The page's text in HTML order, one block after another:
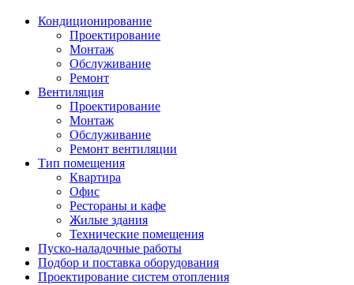
Кондиционирование
Проектирование
Монтаж
Обслуживание
Ремонт
Вентиляция
Проектирование
Монтаж
Обслуживание
Ремонт вентиляции
Тип помещения
Квартира
Офис
Рестораны и кафе
Жилые здания
Технические помещения
Пуско-наладочные работы
Подбор и поставка оборудования
Проектирование систем отопления